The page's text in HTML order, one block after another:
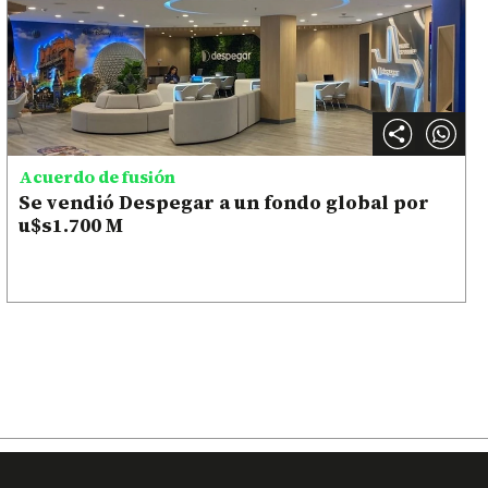
Acuerdo de fusión
Se vendió Despegar a un fondo global por
u$s1.700 M